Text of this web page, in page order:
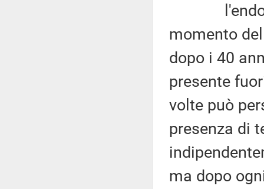
momento
dopo i 40
presente
volte può
presenza di
ma dopo